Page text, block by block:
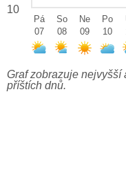
10
Pá
07
So
08
Ne
09
Po
10
Graf zobrazuje nejvyšší
příštích dnů.